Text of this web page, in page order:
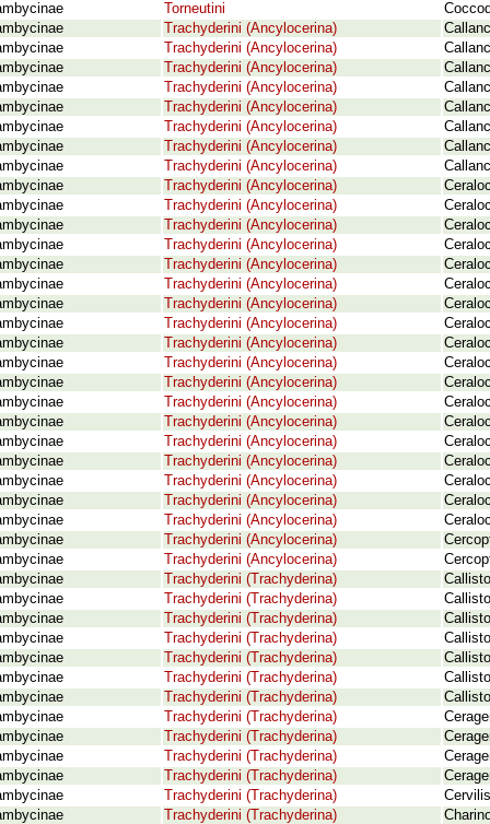
Torneutini
Trachyderini (Ancylocerina)
Trachyderini (Ancylocerina)
Trachyderini (Ancylocerina)
Trachyderini (Ancylocerina)
Trachyderini (Ancylocerina)
Trachyderini (Ancylocerina)
Trachyderini (Ancylocerina)
Trachyderini (Ancylocerina)
Trachyderini (Ancylocerina)
Trachyderini (Ancylocerina)
Trachyderini (Ancylocerina)
Trachyderini (Ancylocerina)
Trachyderini (Ancylocerina)
Trachyderini (Ancylocerina)
Trachyderini (Ancylocerina)
Trachyderini (Ancylocerina)
Trachyderini (Ancylocerina)
Trachyderini (Ancylocerina)
Trachyderini (Ancylocerina)
Trachyderini (Ancylocerina)
Trachyderini (Ancylocerina)
Trachyderini (Ancylocerina)
Trachyderini (Ancylocerina)
Trachyderini (Ancylocerina)
Trachyderini (Ancylocerina)
Trachyderini (Ancylocerina)
Trachyderini (Ancylocerina)
Trachyderini (Ancylocerina)
Trachyderini (Trachyderina)
Trachyderini (Trachyderina)
Trachyderini (Trachyderina)
Trachyderini (Trachyderina)
Trachyderini (Trachyderina)
Trachyderini (Trachyderina)
Trachyderini (Trachyderina)
Trachyderini (Trachyderina)
Trachyderini (Trachyderina)
Trachyderini (Trachyderina)
Trachyderini (Trachyderina)
Trachyderini (Trachyderina)
Trachyderini (Trachyderina)